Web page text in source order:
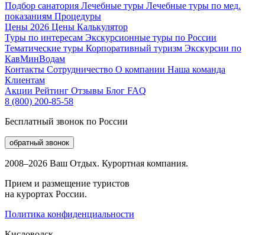
Подбор санатория Лечебные туры Лечебные туры по мед.
показаниям Процедуры
Цены 2026 Цены Калькулятор
Туры по интересам Экскурсионные туры по России
Тематические туры Корпоративный туризм Экскурсии по
КавМинВодам
Контакты Сотрудничество О компании Наша команда
Клиентам
Акции Рейтинг Отзывы Блог FAQ
8 (800) 200-85-58
Бесплатный звонок по России
обратный звонок
2008–2026 Ваш Отдых. Курортная компания.
Прием и размещение туристов
на курортах России.
Политика конфиденциальности